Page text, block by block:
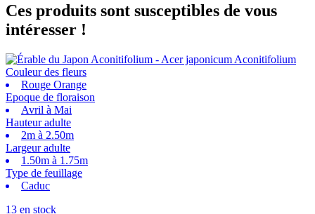
Ces produits sont susceptibles de vous
intéresser !
Couleur des fleurs
Rouge Orange
Epoque de floraison
Avril à Mai
Hauteur adulte
2m à 2.50m
Largeur adulte
1.50m à 1.75m
Type de feuillage
Caduc
13 en stock